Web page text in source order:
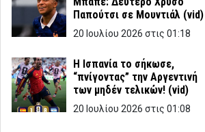
Παπούτσι σε Μουντιάλ (vid)
20 Ιουλίου 2026 στις 01:18
Η Ισπανία το σήκωσε,
“πνίγοντας” την Αργεντινή
των μηδέν τελικών! (vid)
20 Ιουλίου 2026 στις 01:08